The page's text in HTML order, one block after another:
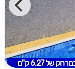
של6.27 ק"מ